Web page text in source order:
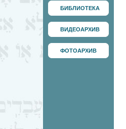
БИБЛИОТЕКА
ВИДЕОАРХИВ
ФОТОАРХИВ